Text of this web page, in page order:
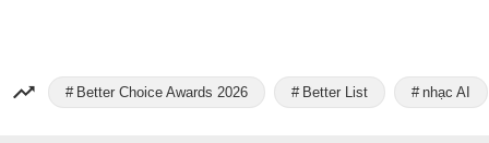
Better Choice Awards 2026 Better List nhạc AI